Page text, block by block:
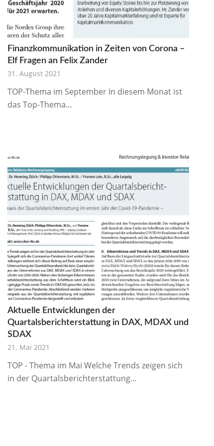
Finanzkommunikation in Zeiten von Corona –
Elf Fragen an Felix Zander
31. August 2021
TOP-Thema im September In diesem Monat ist
das Top-Thema…
Aktuelle Entwicklungen der
Quartalsberichterstattung in DAX, MDAX und
SDAX
21. Mai 2021
TOP - Thema im Mai Welche Trends zeigen sich
in der Quartalsberichterstattung…